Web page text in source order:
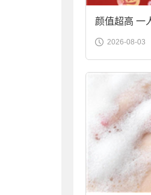
颜值超高 一
合金筷子大
2026-08-03